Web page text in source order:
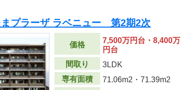
まプラーザ ラベニュー 第2期2次
価格
7,500万円台・8,400万
円台
間取り
3LDK
専有面積
71.06m2 ・71.39m2